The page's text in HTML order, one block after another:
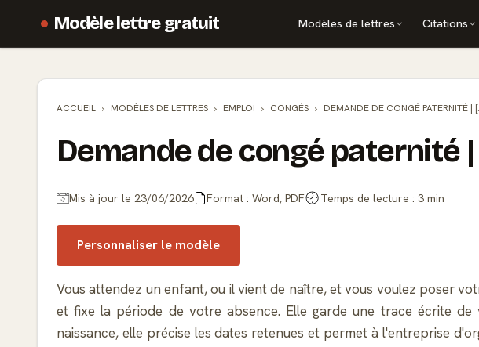
Modèle lettre gratuit Modèles de lettres Citations
ACCUEIL MODÈLES DE LETTRES EMPLOI CONGÉS DEMANDE DE CONGÉ PATERNITÉ |
Demande de congé paternité
Mis à jour le 23/06/2026 Format : Word, PDF Temps de lecture : 3 min
Personnaliser le modèle
Vous attendez un enfant, ou il vient de naître, et vous voulez poser
et fixe la période de votre absence. Elle garde une trace écrite
naissance, elle précise les dates retenues et permet à l'entreprise